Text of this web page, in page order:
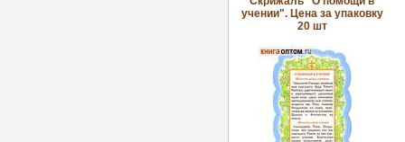
учении". Цена за упаковку
20 шт